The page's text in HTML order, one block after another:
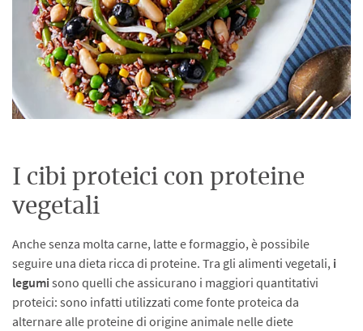
I cibi proteici con proteine
vegetali
Anche senza molta carne, latte e formaggio, è possibile
seguire una dieta ricca di proteine. Tra gli alimenti vegetali, i
legumi sono quelli che assicurano i maggiori quantitativi
proteici: sono infatti utilizzati come fonte proteica da
alternare alle proteine di origine animale nelle diete